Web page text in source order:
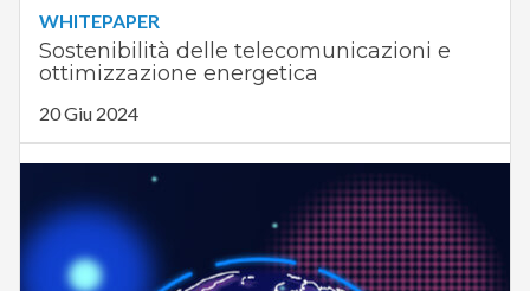
WHITEPAPER
Sostenibilità delle telecomunicazioni e
ottimizzazione energetica
20 Giu 2024